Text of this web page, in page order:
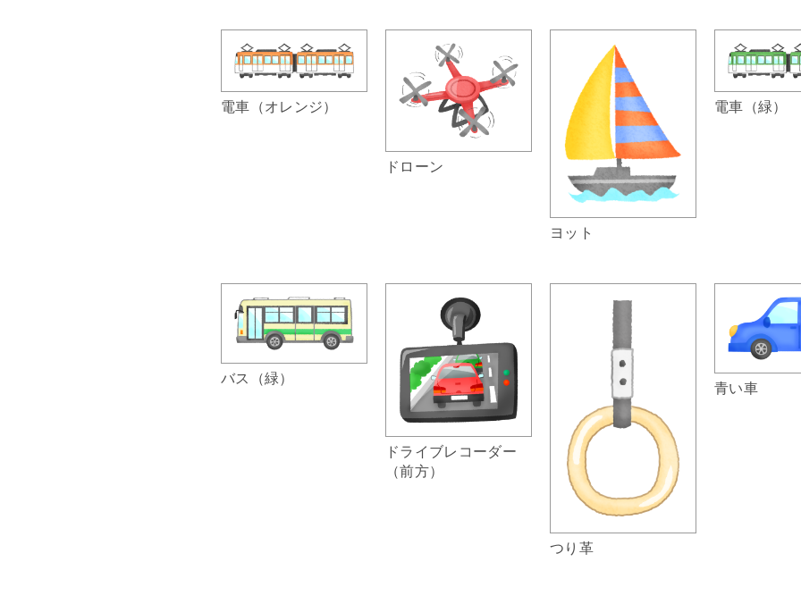
電車（オレンジ）
ドローン
ヨット
電車（緑）
バス（緑）
ドライブレコーダー
（前方）
つり革
青い車